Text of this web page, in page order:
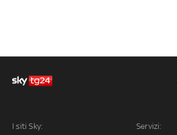
I siti Sky: Servizi: